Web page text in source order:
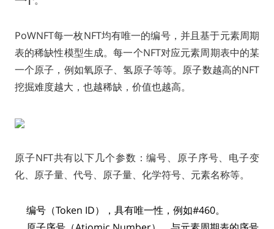
PoWNFT每一枚NFT均有唯一的编号，并且基于元素周期
表的稀缺性模型生成。每一个NFT对应元素周期表中的某
一个原子，例如氧原子、氢原子等等。原子数越高的NFT
挖掘难度越大，也越稀缺，价值也越高。
原子NFT共有以下几个参数：编号、原子序号、电子变
化、原子量、代号、原子量、化学符号、元素名称等。
编号（Token ID），具有唯一性，例如#460。